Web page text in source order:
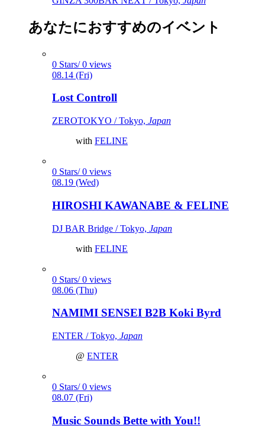
あなたにおすすめのイベント
0 Stars/ 0 views
08.14 (Fri)
Lost Controll
ZEROTOKYO / Tokyo, Japan
with FELINE
0 Stars/ 0 views
08.19 (Wed)
HIROSHI KAWANABE & FELINE
DJ BAR Bridge / Tokyo, Japan
with FELINE
0 Stars/ 0 views
08.06 (Thu)
NAMIMI SENSEI B2B Koki Byrd
ENTER / Tokyo, Japan
@ ENTER
0 Stars/ 0 views
08.07 (Fri)
Music Sounds Bette with You!!